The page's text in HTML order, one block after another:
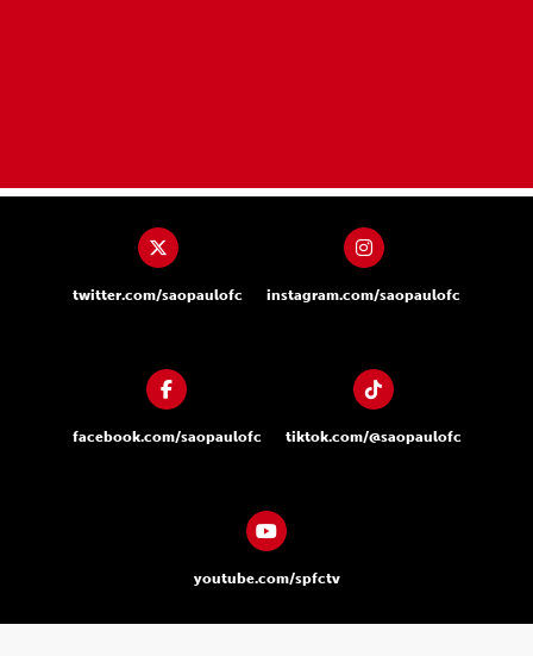
twitter.com/saopaulofc instagram.com/saopaulofc
facebook.com/saopaulofc tiktok.com/@saopaulofc
youtube.com/spfctv